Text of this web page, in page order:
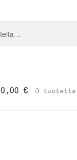
0,00 € 0 tuotetta